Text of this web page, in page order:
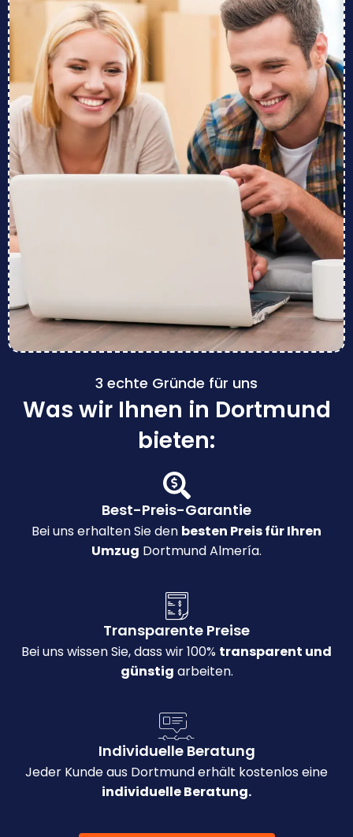
3 echte Gründe für uns
Was wir Ihnen in Dortmund
bieten:
Best-Preis-Garantie
Bei uns erhalten Sie den besten Preis für Ihren
Umzug Dortmund Almería.
Transparente Preise
Bei uns wissen Sie, dass wir 100% transparent und
günstig arbeiten.
Individuelle Beratung
Jeder Kunde aus Dortmund erhält kostenlos eine
individuelle Beratung.